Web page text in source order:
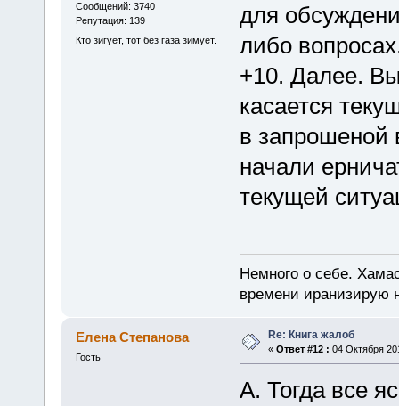
Сообщений: 3740
Репутация: 139
Кто зигует, тот без газа зимует.
для
либо
+10. Далее.
касается
в запрошеной
начали
текущей
Немного о себе.
времени иранизирую
Елена Степанова
Гость
Re: Книга жалоб
« Ответ #12 : 04 Октября
А. Тогда все